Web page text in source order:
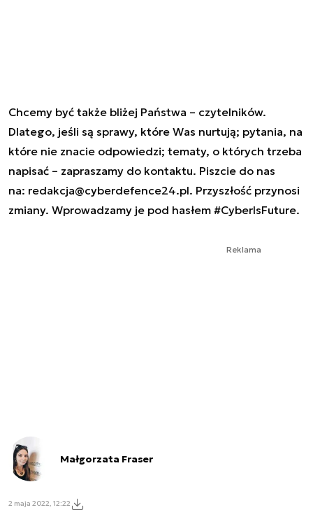
Chcemy być także bliżej Państwa – czytelników.
Dlatego, jeśli są sprawy, które Was nurtują; pytania, na
które nie znacie odpowiedzi; tematy, o których trzeba
napisać – zapraszamy do kontaktu. Piszcie do nas
na: redakcja@cyberdefence24.pl. Przyszłość przynosi
zmiany. Wprowadzamy je pod hasłem #CyberIsFuture.
Reklama
Małgorzata Fraser
2 maja 2022, 12:22